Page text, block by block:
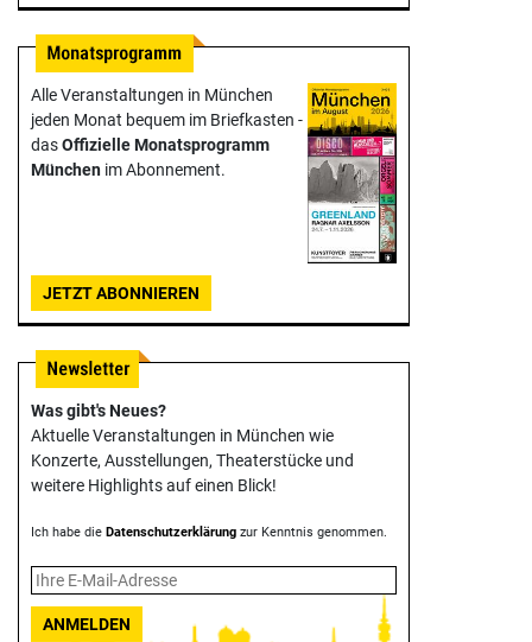
Alle Veranstaltungen in München
jeden Monat bequem im Briefkasten -
dasOffizielle Monats­programm
München im Abonnement.
JETZT ABONNIEREN
Was gibt's Neues?
Aktuelle Veranstaltungen in München wie
Konzerte, Ausstellungen, Theater­stücke und
weitere Highlights auf einen Blick!
Ich habe die Datenschutzerklärung zur Kenntnis genommen.
ANMELDEN